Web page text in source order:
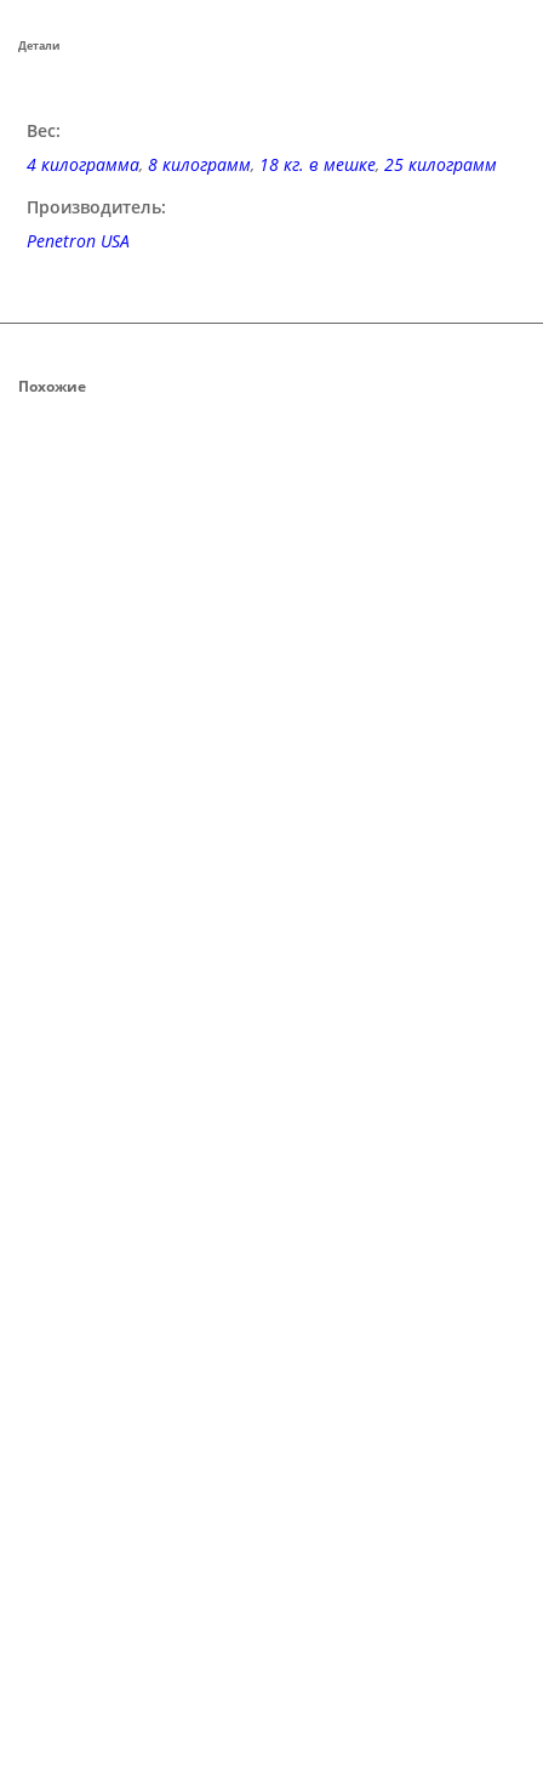
Детали
Вес:
4 килограмма, 8 килограмм, 18 кг. в мешке, 25 килограмм
Производитель:
Penetron USA
Похожие